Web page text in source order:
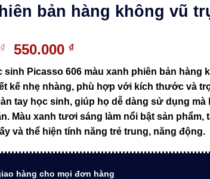
bản hàng không vũ
₫
Giá
là:
715.000 ₫.
550.000 ₫Giá
hiện
tại
là:
550.000 ₫.
sinh Picasso 606 màu xanh phiên bản hàng
kế nhẹ nhàng, phù hợp với kích thước và
tay học sinh, giúp họ dễ dàng sử dụng mà
Màu xanh tươi sáng làm nổi bật sản phẩm,
và thể hiện tính năng trẻ trung, năng động.
hàng cho mọi đơn hàng